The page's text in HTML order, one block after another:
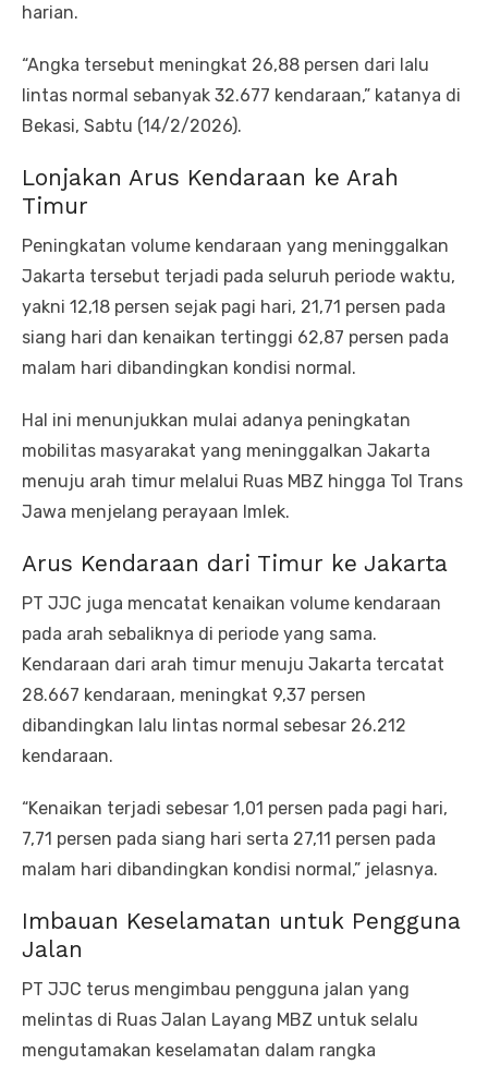
harian.
“Angka tersebut meningkat 26,88 persen dari lalu
lintas normal sebanyak 32.677 kendaraan,” katanya di
Bekasi, Sabtu (14/2/2026).
Lonjakan Arus Kendaraan ke Arah
Timur
Peningkatan volume kendaraan yang meninggalkan
Jakarta tersebut terjadi pada seluruh periode waktu,
yakni 12,18 persen sejak pagi hari, 21,71 persen pada
siang hari dan kenaikan tertinggi 62,87 persen pada
malam hari dibandingkan kondisi normal.
Hal ini menunjukkan mulai adanya peningkatan
mobilitas masyarakat yang meninggalkan Jakarta
menuju arah timur melalui Ruas MBZ hingga Tol Trans
Jawa menjelang perayaan Imlek.
Arus Kendaraan dari Timur ke Jakarta
PT JJC juga mencatat kenaikan volume kendaraan
pada arah sebaliknya di periode yang sama.
Kendaraan dari arah timur menuju Jakarta tercatat
28.667 kendaraan, meningkat 9,37 persen
dibandingkan lalu lintas normal sebesar 26.212
kendaraan.
“Kenaikan terjadi sebesar 1,01 persen pada pagi hari,
7,71 persen pada siang hari serta 27,11 persen pada
malam hari dibandingkan kondisi normal,” jelasnya.
Imbauan Keselamatan untuk Pengguna
Jalan
PT JJC terus mengimbau pengguna jalan yang
melintas di Ruas Jalan Layang MBZ untuk selalu
mengutamakan keselamatan dalam rangka